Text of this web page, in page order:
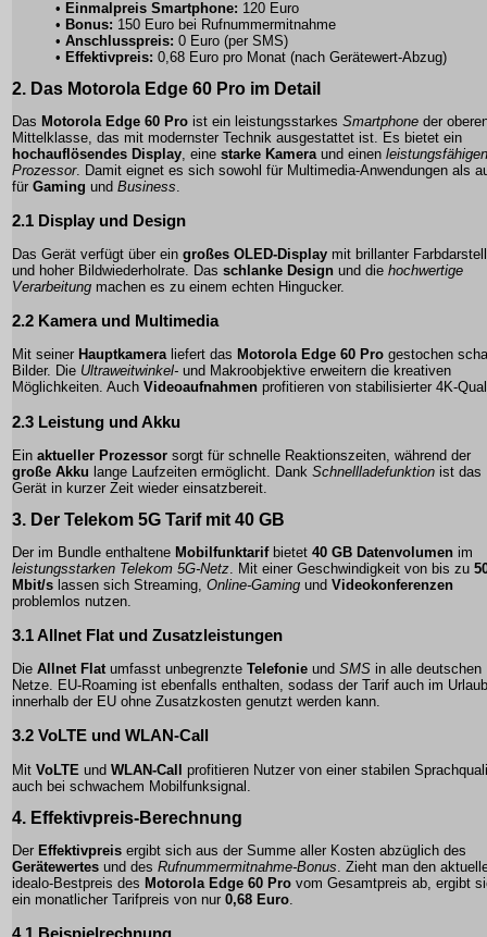
• Einmalpreis Smartphone: 120 Euro
• Bonus: 150 Euro bei Rufnummermitnahme
• Anschlusspreis: 0 Euro (per SMS)
• Effektivpreis: 0,68 Euro pro Monat (nach Gerätewert-Abzug)
2. Das Motorola Edge 60 Pro im Detail
Das Motorola Edge 60 Pro ist ein leistungsstarkes Smartphone der
Mittelklasse, das mit modernster Technik ausgestattet ist. Es bietet ein
hochauflösendes Display , eine starke Kamera und einen leistungsfähigen
Prozessor. Damit eignet es sich sowohl für Multimedia-Anwendungen als
für Gaming und Business
2.1 Display und Design
Das Gerät verfügt über ein großes OLED-Display mit brillanter
und hoher Bildwiederholrate. Das schlanke Design und die hochwertige
Verarbeitung machen es zu einem echten Hingucker.
2.2 Kamera und Multimedia
Mit seiner Hauptkameraliefert das Motorola Edge 60 Pro gestochen
Bilder. Die Ultraweitwinkel- und Makroobjektive erweitern die kreativen
Möglichkeiten. Auch Videoaufnahmen profitieren von stabilisierter 4K-
2.3 Leistung und Akku
Ein aktueller Prozessor sorgt für schnelle Reaktionszeiten, während der
große Akku lange Laufzeiten ermöglicht. Dank Schnellladefunktion ist das
Gerät in kurzer Zeit wieder einsatzbereit.
3. Der Telekom 5G Tarifmit 40 GB
Der im Bundle enthaltene Mobilfunktarifbietet 40 GB Datenvolumen im
leistungsstarken Telekom 5G-Netz . Mit einer Geschwindigkeit von bis zu
Mbit/s lassen sich Streaming Online-Gaming und Videokonferenzen
problemlos nutzen.
3.1 Allnet Flat und Zusatzleistungen
Die Allnet Flatumfasst unbegrenzte Telefonie und SMS in alle deutschen
Netze. EU-Roaming ist ebenfalls enthalten, sodass der Tarif auch im Urlaub
innerhalb der EU ohne Zusatzkosten genutzt werden kann.
3.2 VoLTE und WLAN-Call
Mit VoLTE und WLAN-Call profitieren Nutzer von einer stabilen
auch bei schwachem Mobilfunksignal.
4. Effektivpreis-Berechnung
Der Effektivpreis ergibt sich aus der Summe aller Kosten abzüglich des
Gerätewertes und des Rufnummermitnahme-Bonus . Zieht man den
idealo-Bestpreis des Motorola Edge 60 Pro vom Gesamtpreis ab, ergibt
ein monatlicher Tarifpreis von nur 0,68 Euro
4.1 Beispielrechnung